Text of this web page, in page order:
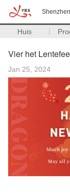
Huis
Vier het
Jan 25, 2024